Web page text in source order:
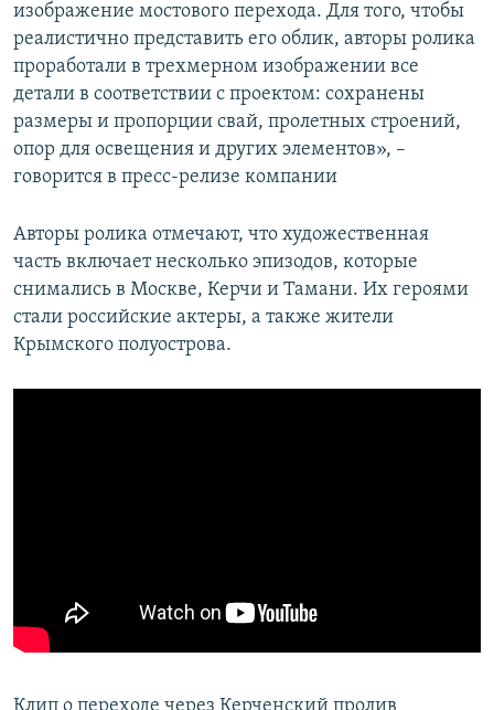
изображение мостового перехода. Для того, чтобы
реалистично представить его облик, авторы ролика
проработали в трехмерном изображении все
детали в соответствии с проектом: сохранены
размеры и пропорции свай, пролетных строений,
опор для освещения и других элементов», –
говорится в пресс-релизе компании
Авторы ролика отмечают, что художественная
часть включает несколько эпизодов, которые
снимались в Москве, Керчи и Тамани. Их героями
стали российские актеры, а также жители
Крымского полуострова.